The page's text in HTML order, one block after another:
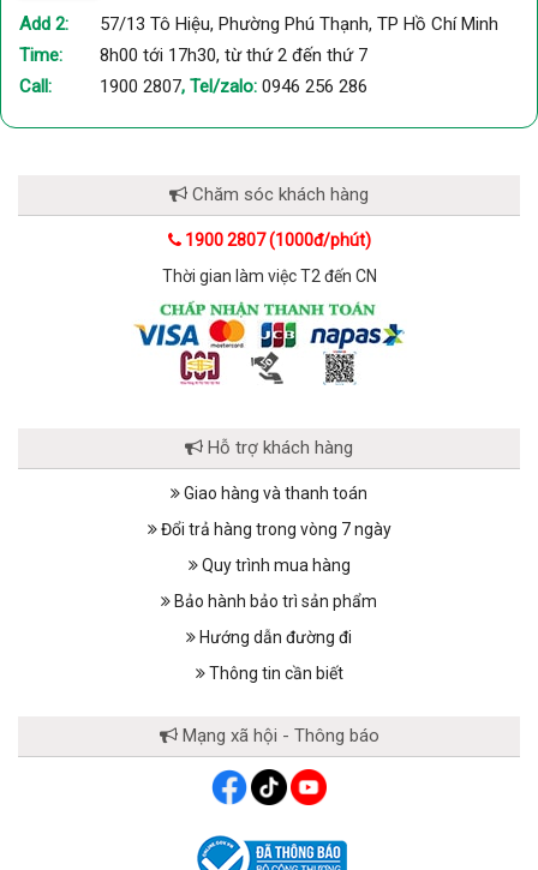
Add 2:
57/13 Tô Hiệu, Phường Phú Thạnh, TP Hồ Chí Minh
Time:
8h00 tới 17h30, từ thứ 2 đến thứ 7
Call:
1900 2807, Tel/zalo: 0946 256 286
Chăm sóc khách hàng
1900 2807 (1000đ/phút)
Thời gian làm việc T2 đến CN
Hỗ trợ khách hàng
Giao hàng và thanh toán
Đổi trả hàng trong vòng 7 ngày
Quy trình mua hàng
Bảo hành bảo trì sản phẩm
Hướng dẫn đường đi
Thông tin cần biết
Mạng xã hội - Thông báo